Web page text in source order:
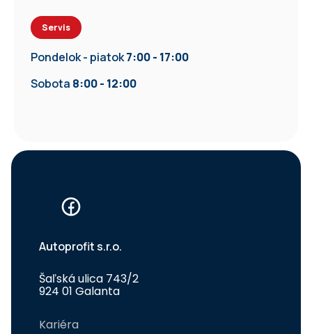
Servis
Pondelok - piatok7:00 - 17:00
Sobota 8:00 - 12:00
Autoprofit s.r.o.
Šaľská ulica 743/2
924 01 Galanta
Kariéra